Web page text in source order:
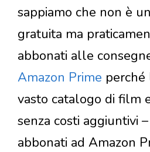
sappiamo che non è
gratuita ma
abbonati alle
Amazon Prime perché
vasto catalogo di film
senza costi aggiuntivi
abbonati ad Amazon